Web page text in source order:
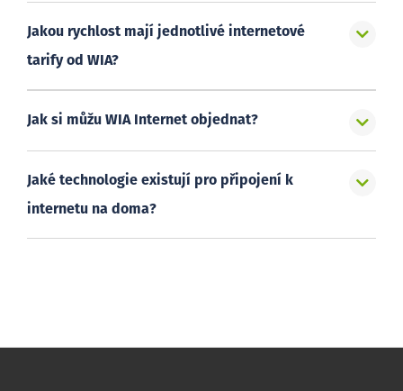
Jakou rychlost mají jednotlivé internetové
tarify od WIA?
Jak si můžu WIA Internet objednat?
Jaké technologie existují pro připojení k
internetu na doma?